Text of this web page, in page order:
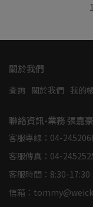
1
關於我們
查詢 關於我們 我的
聯絡資訊-業務 張嘉
客服專線：04-
客服傳真：04-
客服時間：8:30-17:30
信箱：